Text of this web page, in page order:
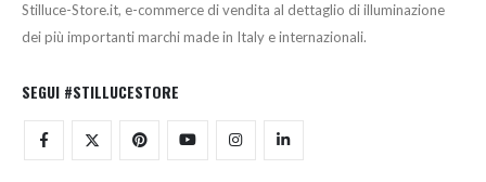
Stilluce-Store.it, e-commerce di vendita al dettaglio di illuminazione
dei più importanti marchi made in Italy e internazionali.
SEGUI #STILLUCESTORE